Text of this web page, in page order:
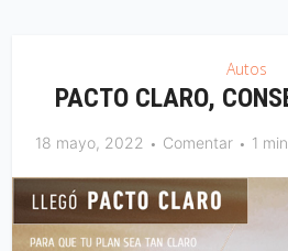
Autos
PACTO CLARO,
18 mayo, 2022 Comentar 1